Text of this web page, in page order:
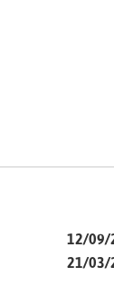
12/09/
21/03/